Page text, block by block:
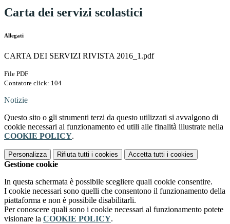
Carta dei servizi scolastici
Allegati
CARTA DEI SERVIZI RIVISTA 2016_1.pdf
File PDF
Contatore click: 104
Notizie
Questo sito o gli strumenti terzi da questo utilizzati si avvalgono di
cookie necessari al funzionamento ed utili alle finalità illustrate nella
COOKIE POLICY.
Personalizza Rifiuta tutti i cookies Accetta tutti i cookies
Gestione cookie
In questa schermata è possibile scegliere quali cookie consentire.
I cookie necessari sono quelli che consentono il funzionamento della
piattaforma e non è possibile disabilitarli.
Per conoscere quali sono i cookie necessari al funzionamento potete
visionare la COOKIE POLICY.